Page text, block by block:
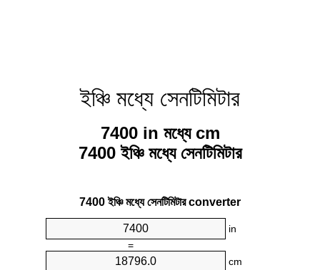
ইঞ্চি মধ্যে সেনটিমিটার
7400 in মধ্যে cm
7400 ইঞ্চি মধ্যে সেনটিমিটার
7400 ইঞ্চি মধ্যে সেনটিমিটার converter
in
=
cm